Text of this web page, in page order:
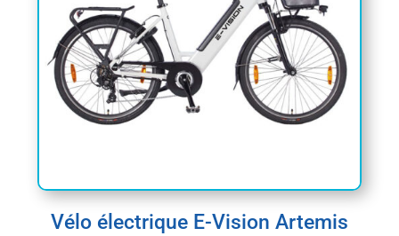
Vélo électrique E-Vision Artemis